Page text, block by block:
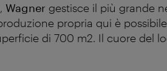
Wagner gestisce il più grande
propria qui è
di 700 m2. Il cuore del